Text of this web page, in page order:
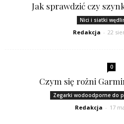
Jak sprawdzić czy
Nici i siatki
Redakcja - 22
0
Czym się rożni
Zegarki wodoodporne do
Redakcja - 17